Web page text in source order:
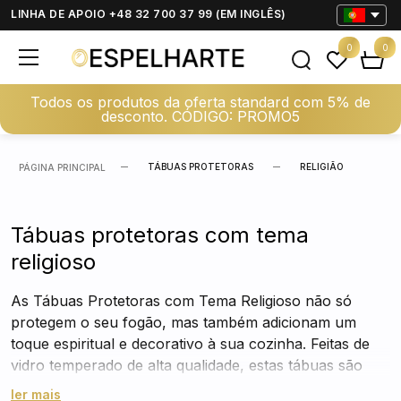
LINHA DE APOIO +48 32 700 37 99 (EM INGLÊS)
Todos os produtos da oferta standard com 5% de
desconto. CÓDIGO: PROMO5
0 0
PÁGINA PRINCIPAL TÁBUAS PROTETORAS RELIGIÃO
Tábuas protetoras com tema
religioso
As Tábuas Protetoras com Tema Religioso não só
protegem o seu fogão, mas também adicionam um
toque espiritual e decorativo à sua cozinha. Feitas de
vidro temperado de alta qualidade, estas tábuas são
resistentes à umidade e à sujidade, garantindo que o
ler mais